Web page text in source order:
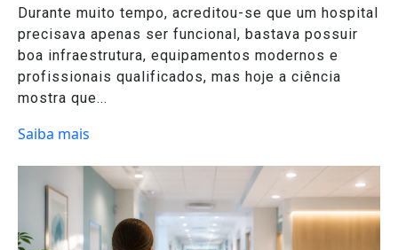
Durante muito tempo, acreditou-se que um hospital
precisava apenas ser funcional, bastava possuir
boa infraestrutura, equipamentos modernos e
profissionais qualificados, mas hoje a ciência
mostra que...
Saiba mais